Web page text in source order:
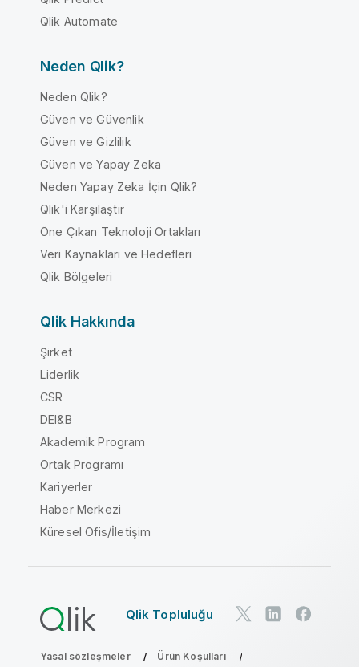
Qlik Automate
Neden Qlik?
Neden Qlik?
Güven ve Güvenlik
Güven ve Gizlilik
Güven ve Yapay Zeka
Neden Yapay Zeka İçin Qlik?
Qlik'i Karşılaştır
Öne Çıkan Teknoloji Ortakları
Veri Kaynakları ve Hedefleri
Qlik Bölgeleri
Qlik Hakkında
Şirket
Liderlik
CSR
DEI&B
Akademik Program
Ortak Programı
Kariyerler
Haber Merkezi
Küresel Ofis/İletişim
Qlik Topluluğu
Yasal sözleşmeler Ürün Koşulları